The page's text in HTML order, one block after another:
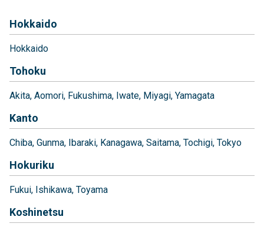
Hokkaido
Hokkaido
Tohoku
Akita Aomori Fukushima Iwate Miyagi Yamagata
Kanto
Chiba Gunma Ibaraki Kanagawa Saitama Tochigi Tokyo
Hokuriku
Fukui Ishikawa Toyama
Koshinetsu